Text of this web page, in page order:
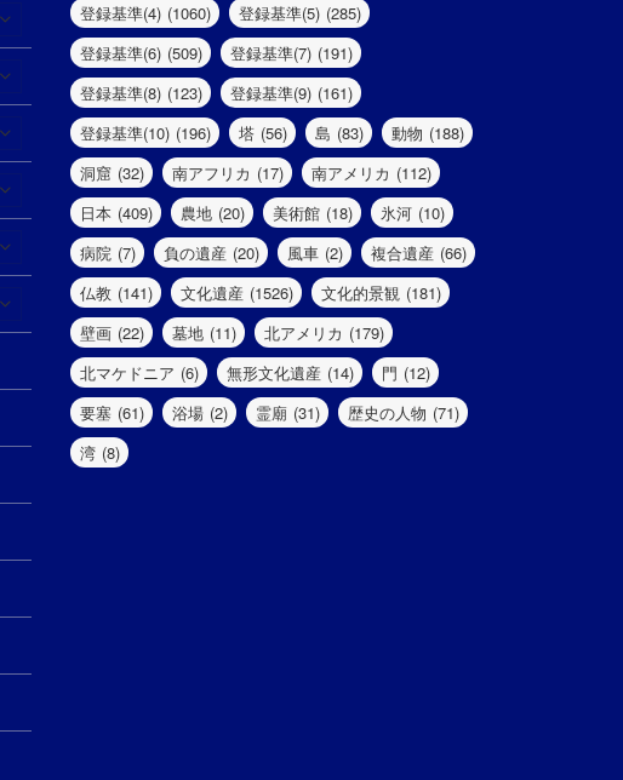
登録基準(4) (1060) 登録基準(5) (285)
登録基準(6) (509) 登録基準(7) (191)
登録基準(8) (123) 登録基準(9) (161)
登録基準(10) (196) 塔 (56) 島 (83) 動物 (188)
洞窟 (32) 南アフリカ (17) 南アメリカ (112)
日本 (409) 農地 (20) 美術館 (18) 氷河 (10)
病院 (7) 負の遺産 (20) 風車 (2) 複合遺産 (66)
仏教 (141) 文化遺産 (1526) 文化的景観 (181)
壁画 (22) 墓地 (11) 北アメリカ (179)
北マケドニア (6) 無形文化遺産 (14) 門 (12)
要塞 (61) 浴場 (2) 霊廟 (31) 歴史の人物 (71)
湾 (8)